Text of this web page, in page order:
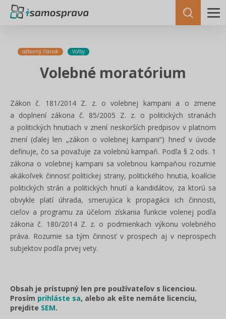
odborný článok Voľby
Volebné moratórium
Zákon č. 181/2014 Z. z. o volebnej kampani a o zmene
a doplnení zákona č. 85/2005 Z. z. o politických stranách
a politických hnutiach v znení neskorších predpisov v platnom
znení (ďalej len „zákon o volebnej kampani“) hneď v úvode
definuje, čo sa považuje za volebnú kampaň. Podľa § 2 ods. 1
zákona o volebnej kampani sa volebnou kampaňou rozumie
akákoľvek činnosť politickej strany, politického hnutia, koalície
politických strán a politických hnutí a kandidátov, za ktorú sa
obvykle platí úhrada, smerujúca k propagácii ich činnosti,
cieľov a programu za účelom získania funkcie volenej podľa
zákona č. 180/2014 Z. z. o podmienkach výkonu volebného
práva. Rozumie sa tým činnosť v prospech aj v neprospech
subjektov podľa prvej vety.
Obsah je prístupný len pre používateľov s licenciou.
Prosím prihláste sa, alebo ak ešte nemáte licenciu,
prejdite SEM.